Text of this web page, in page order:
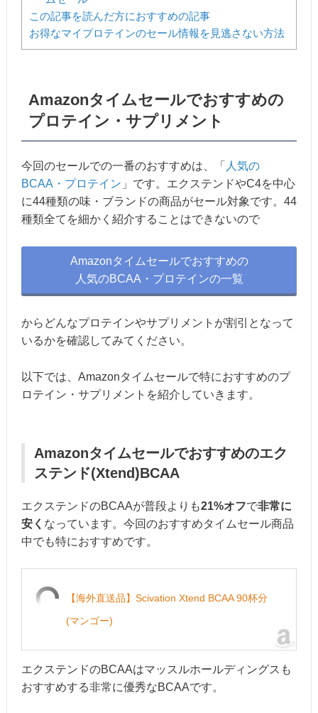
この記事を読んだ方におすすめの記事
お得なマイプロテインのセール情報を見逃さない方法
Amazonタイムセールでおすすめの
プロテイン・サプリメント
今回のセールでの一番のおすすめは、「 人気の
BCAA・プロテイン 」です。エクステンドやC4を中心
に44種類の味・ブランドの商品がセール対象です。44
種類全てを細かく紹介することはできないので
Amazonタイムセールでおすすめの
人気のBCAA・プロテインの一覧
からどんなプロテインやサプリメントが割引となって
いるかを確認してみてください。
以下では、Amazonタイムセールで特におすすめのプ
ロテイン・サプリメントを紹介していきます。
Amazonタイムセールでおすすめのエク
ステンド(Xtend)BCAA
エクステンドのBCAAが普段よりも21%オフで非常に
安く なっています。今回のおすすめタイムセール商品
中でも特におすすめです。
【海外直送品】Scivation Xtend BCAA 90杯分
(マンゴー)
エクステンドのBCAAはマッスルホールディングスも
おすすめする非常に優秀なBCAAです。